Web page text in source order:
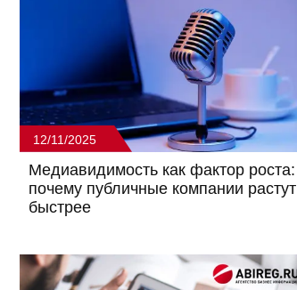
12/11/2025
Медиавидимость как фактор роста:
почему публичные компании растут
быстрее